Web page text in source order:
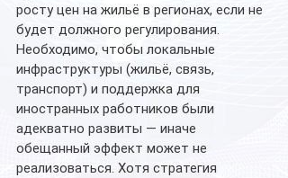
росту цен на жильё в регионах, если не
будет должного регулирования.
Необходимо, чтобы локальные
инфраструктуры (жильё, связь,
транспорт) и поддержка для
иностранных работников были
адекватно развиты — иначе
обещанный эффект может не
реализоваться. Хотя стратегия